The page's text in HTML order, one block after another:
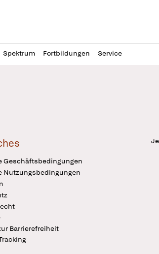
Spektrum Fortbildungen Service
Geschäftsbedingungen
Nutzungsbedingungen
Barrierefreiheit